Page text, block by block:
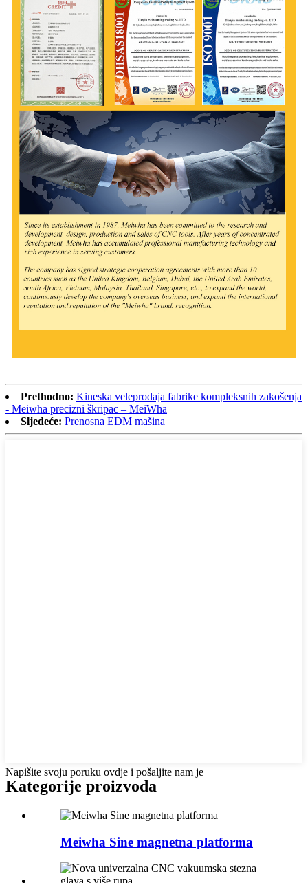
Prethodno: Kineska veleprodaja fabrike kompleksnih zakošenja
- Meiwha precizni škripac – MeiWha
Sljedeće: Prenosna EDM mašina
Napišite svoju poruku ovdje i pošaljite nam je
Kategorije proizvoda
Meiwha Sine magnetna platforma